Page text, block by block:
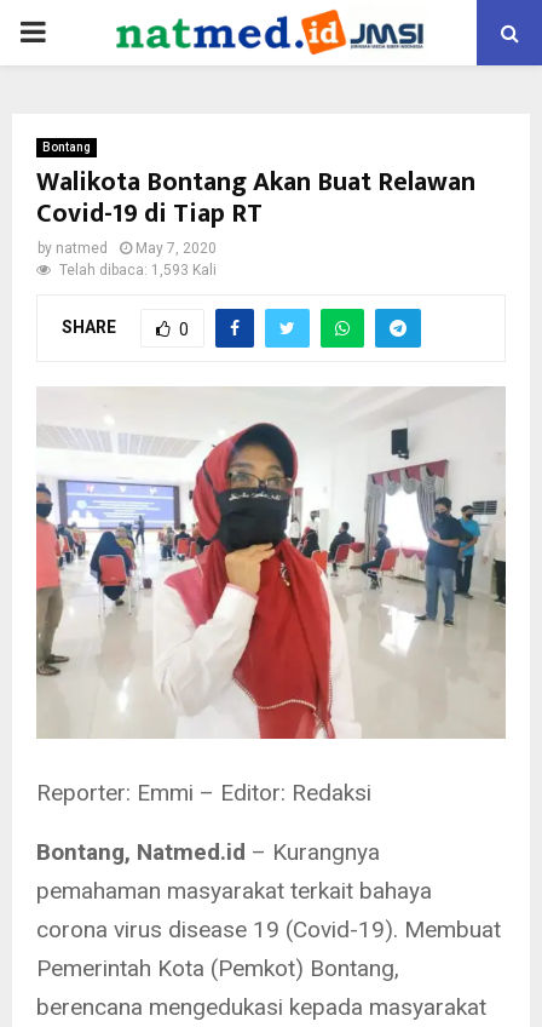
PRIMARY
Bontang
Walikota Bontang Akan Buat Relawan
Covid-19 di Tiap RT
by natmed
May 7, 2020
Telah dibaca: 1,593 Kali
SHARE 0
Reporter: Emmi – Editor: Redaksi
Bontang, Natmed.id – Kurangnya
pemahaman masyarakat terkait bahaya
corona virus disease 19 (Covid-19). Membuat
Pemerintah Kota (Pemkot) Bontang,
berencana mengedukasi kepada masyarakat